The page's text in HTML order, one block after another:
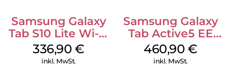
Samsung Galaxy
Tab S10 Lite Wi-Fi
128 GB Silver
336,90€
inkl. MwSt.
Samsung Galaxy
Tab Active5 EE
Wi-Fi 128 GB black
460,90€
inkl. MwSt.